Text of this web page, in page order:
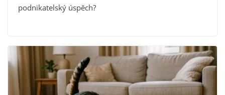
podnikatelský úspěch?